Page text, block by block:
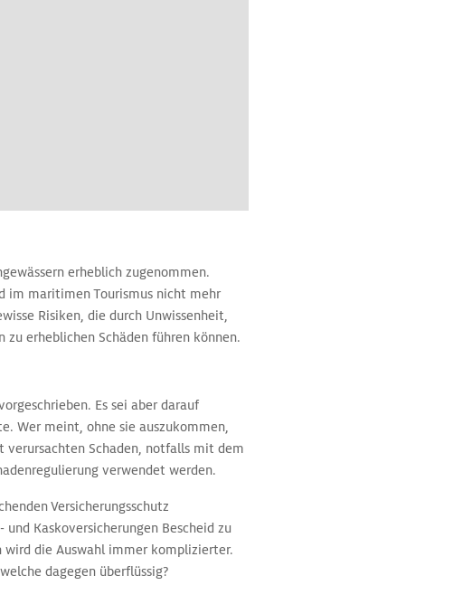
erheblich zugenommen.
im maritimen Tourismus nicht mehr
Risiken, die durch Unwissenheit,
erheblichen Schäden führen können.
Es sei aber darauf
Wer meint, ohne sie auszukommen,
verursachten Schaden, notfalls mit dem
verwendet werden.
Versicherungsschutz
Kaskoversicherungen Bescheid zu
wird die Auswahl immer komplizierter.
dagegen überflüssig?